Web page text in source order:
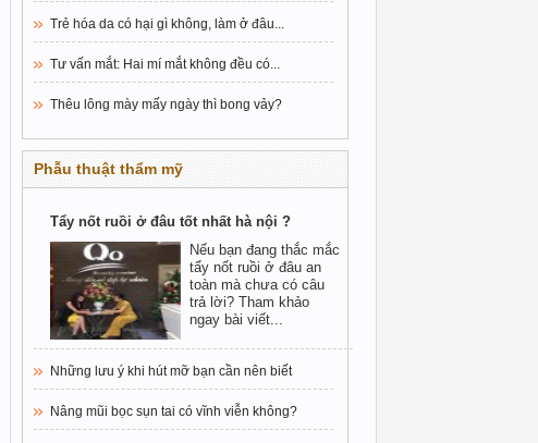
Trẻ hóa da có hại gì không, làm ở đâu...
Tư vấn mắt: Hai mí mắt không đều có...
Thêu lông mày mấy ngày thì bong vảy?
Phẫu thuật thẩm mỹ
Tẩy nốt ruồi ở đâu tốt nhất hà nội ?
Nếu bạn đang thắc mắc
tẩy nốt ruồi ở đâu an
toàn mà chưa có câu
trả lời? Tham khảo
ngay bài viết...
Những lưu ý khi hút mỡ bạn cần nên biết
Nâng mũi bọc sụn tai có vĩnh viễn không?